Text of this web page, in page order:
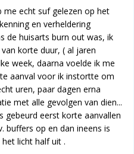
me echt suf gelezen op het
en verheldering
de huisarts burn out was, ik
korte duur, ( al jaren
week, daarna voelde ik me
aanval voor ik instortte om
uren, paar dagen erna
met alle gevolgen van dien...
gebeurd eerst korte aanvallen
buffers op en dan ineens is
licht half uit .